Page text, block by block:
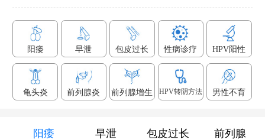
阳痿 早泄 包皮过长 性病诊疗 HPV阳性
龟头炎 前列腺炎 前列腺增生 HPV转阴方法 男性不育
阳痿 早泄 包皮过长 前列腺